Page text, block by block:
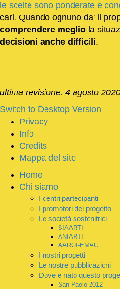
le scelte sono ponderate e
cari. Quando ognuno da' il
comprendere meglio la
decisioni anche difficili.
ultima revisione: 4 agosto
Switch to Desktop Version
Privacy
Info
Credits
Mappa del sito
Home
Chi siamo
I centri partecipanti
I promotori del progetto
Le società sostenitrici
SIAARTI
ANIARTI
AAROI-EMAC
I nostri progetti
Le nostre pubblicazioni
Dove è nato questo
San Paolo 2012